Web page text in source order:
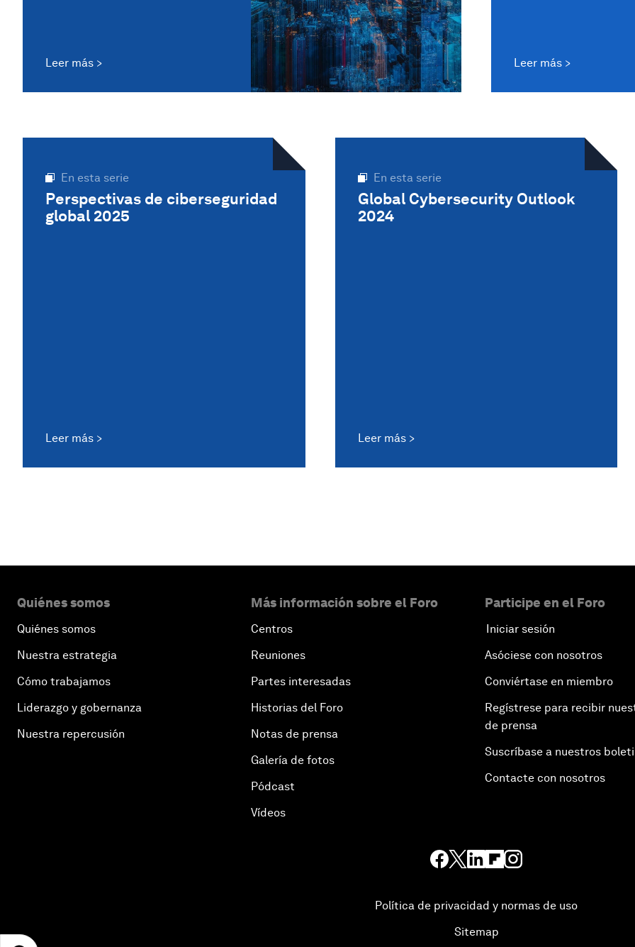
Leer más Leer más
En esta serie
Perspectivas de ciberseguridad
global 2025
Leer más
En esta serie
Global Cybersecurity Outlook
2024
Leer más
Quiénes somos
Quiénes somos
Nuestra estrategia
Cómo trabajamos
Liderazgo y gobernanza
Nuestra repercusión
Más información sobre el Foro
Centros
Reuniones
Partes interesadas
Historias del Foro
Notas de prensa
Galería de fotos
Pódcast
Vídeos
Participe en el Foro
Iniciar sesión
Asóciese con nosotros
Conviértase en miembro
Regístrese para recibir
de prensa
Suscríbase a nuestros
Contacte con nosotros
Política de privacidad y normas de uso
Sitemap